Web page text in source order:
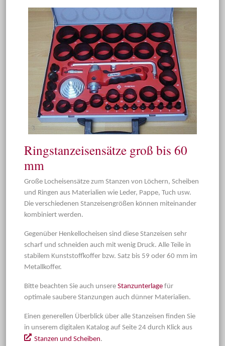
Ringstanzeisensätze groß bis 60
mm
Große Locheisensätze zum Stanzen von Löchern, Scheiben
und Ringen aus Materialien wie Leder, Pappe, Tuch usw.
Die verschiedenen Stanzeisengrößen können miteinander
kombiniert werden.
Gegenüber Henkellocheisen sind diese Stanzeisen sehr
scharf und schneiden auch mit wenig Druck. Alle Teile in
stabilem Kunststoffkoffer bzw. Satz bis 59 oder 60 mm im
Metallkoffer.
Bitte beachten Sie auch unsere Stanzunterlage für
optimale saubere Stanzungen auch dünner Materialien.
Einen generellen Überblick über alle Stanzeisen finden Sie
in unserem digitalen Katalog auf Seite 24 durch Klick aus
Stanzen und Scheiben.